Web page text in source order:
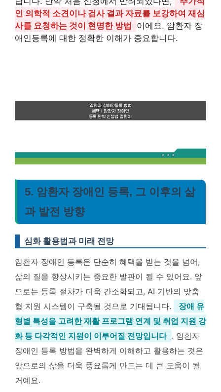
인 의학적 소견이나 검사 결과 자료를 보강하여 재심
사를 요청하는 것이 현명한 방법
이에요. 암환자 장
애인등록에 대한 정확한 이해가 중요합니다.
5. 암환자 장애인 등록, 그 이후의 삶
과 발전 방향
심화 활용법과 미래 전망
암환자 장애인 등록은 단순히 혜택을 받는 것을 넘어,
삶의 질을 향상시키는 중요한 발판이 될 수 있어요. 앞
으로는 등록 절차가 더욱 간소화되고, AI 기반의 맞춤
형 지원 시스템이 구축될 것으로 기대됩니다.
장애 유
형별 특성을 고려한 재활 프로그램 연계 및 취업 지원 강
화 등 다각적인 지원이 이루어질 전망입니다 . 암환자
장애인 등록 방법을 완벽하게 이해하고 활용하는 것은
앞으로의 삶을 더욱 풍요롭게 만드는 데 큰 도움이 될
거예요.